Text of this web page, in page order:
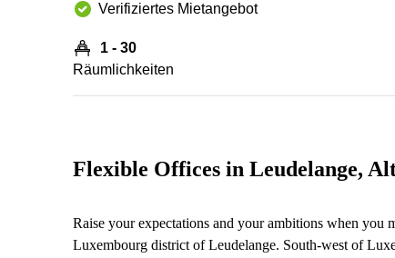
Verifiziertes Mietangebot
1 - 30
Räumlichkeiten
Flexible Offices in Leudelange,
Raise your expectations and your ambitions when
Luxembourg district of Leudelange. South-west of